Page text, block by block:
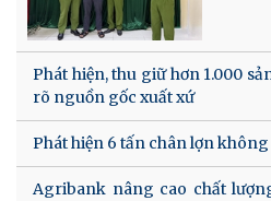
Phát hiện, thu giữ hơn 1.000
rõ nguồn gốc xuất xứ
Phát hiện 6 tấn chân lợn
Agribank nâng cao chất